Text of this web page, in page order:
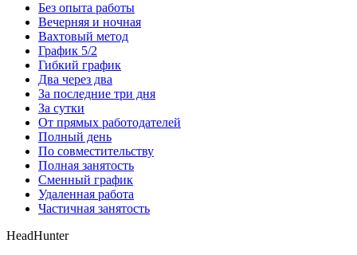
Без опыта работы
Вечерняя и ночная
Вахтовый метод
График 5/2
Гибкий график
Два через два
За последние три дня
За сутки
От прямых работодателей
Полный день
По совместительству
Полная занятость
Сменный график
Удаленная работа
Частичная занятость
HeadHunter